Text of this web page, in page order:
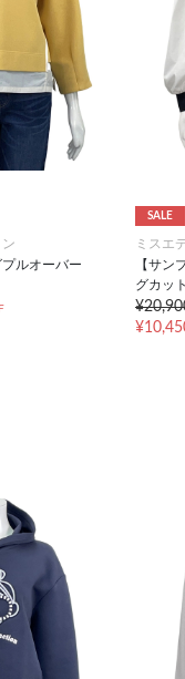
ルオーバー
SALE
ミスエ
【サン
グカッ